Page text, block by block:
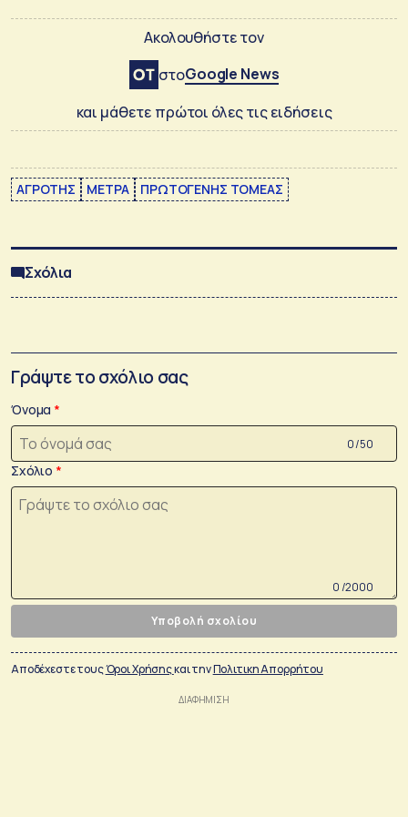
Ακολουθήστε τον
στοGoogle News
και μάθετε πρώτοι όλες τις ειδήσεις
ΑΓΡΟΤΗΣ ΜΕΤΡΑ ΠΡΩΤΟΓΕΝΗΣ ΤΟΜΕΑΣ
Σχόλια
Γράψτε το σχόλιο σας
Όνομα
0 /50
Σχόλιο
0 /2000
Υποβολή σχολίου
Αποδέχεστε τουςΌροι Χρήσηςκαι τηνΠολιτικη Απορρήτου